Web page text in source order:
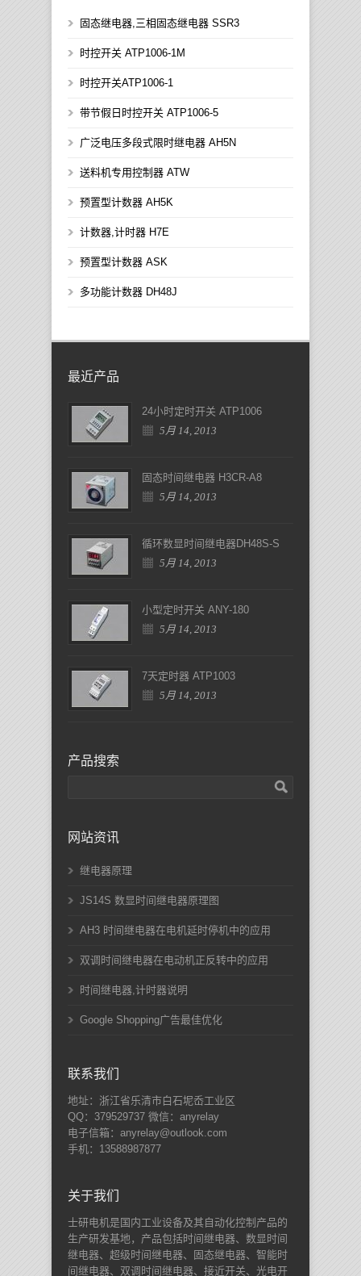
固态继电器,三相固态继电器 SSR3
时控开关 ATP1006-1M
时控开关ATP1006-1
带节假日时控开关 ATP1006-5
广泛电压多段式限时继电器 AH5N
送料机专用控制器 ATW
预置型计数器 AH5K
计数器,计时器 H7E
预置型计数器 ASK
多功能计数器 DH48J
最近产品
24小时定时开关 ATP1006
5月 14, 2013
固态时间继电器 H3CR-A8
5月 14, 2013
循环数显时间继电器DH48S-S
5月 14, 2013
小型定时开关 ANY-180
5月 14, 2013
7天定时器 ATP1003
5月 14, 2013
产品搜索
网站资讯
继电器原理
JS14S 数显时间继电器原理图
AH3 时间继电器在电机延时停机中的应用
双调时间继电器在电动机正反转中的应用
时间继电器,计时器说明
Google Shopping广告最佳优化
联系我们
地址：浙江省乐清市白石坭岙工业区
QQ：379529737 微信：anyrelay
电子信箱：anyrelay@outlook.com
手机：13588987877
关于我们
士研电机是国内工业设备及其自动化控制产品的
生产研发基地，产品包括时间继电器、数显时间
继电器、超级时间继电器、固态继电器、智能时
间继电器、双调时间继电器、接近开关、光电开